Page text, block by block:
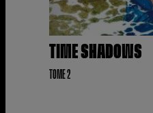
TIME SHADOWS
TOME 2